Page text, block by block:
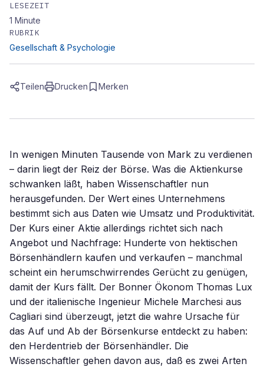
LESEZEIT
1 Minute
RUBRIK
Gesellschaft & Psychologie
Teilen Drucken Merken
In wenigen Minuten Tausende von Mark zu verdienen
– darin liegt der Reiz der Börse. Was die Aktienkurse
schwanken läßt, haben Wissenschaftler nun
herausgefunden. Der Wert eines Unternehmens
bestimmt sich aus Daten wie Umsatz und Produktivität.
Der Kurs einer Aktie allerdings richtet sich nach
Angebot und Nachfrage: Hunderte von hektischen
Börsenhändlern kaufen und verkaufen – manchmal
scheint ein herumschwirrendes Gerücht zu genügen,
damit der Kurs fällt. Der Bonner Ökonom Thomas Lux
und der italienische Ingenieur Michele Marchesi aus
Cagliari sind überzeugt, jetzt die wahre Ursache für
das Auf und Ab der Börsenkurse entdeckt zu haben:
den Herdentrieb der Börsenhändler. Die
Wissenschaftler gehen davon aus, daß es zwei Arten